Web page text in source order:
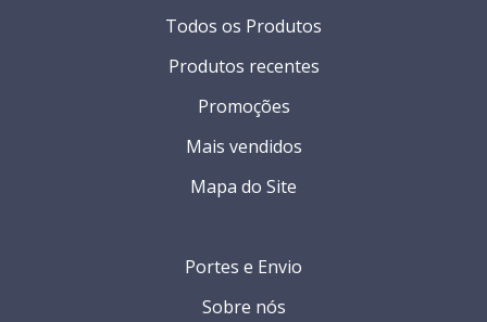
Portes e Envio
Sobre nós
Todos os Produtos
Produtos recentes
Promoções
Mais vendidos
Mapa do Site